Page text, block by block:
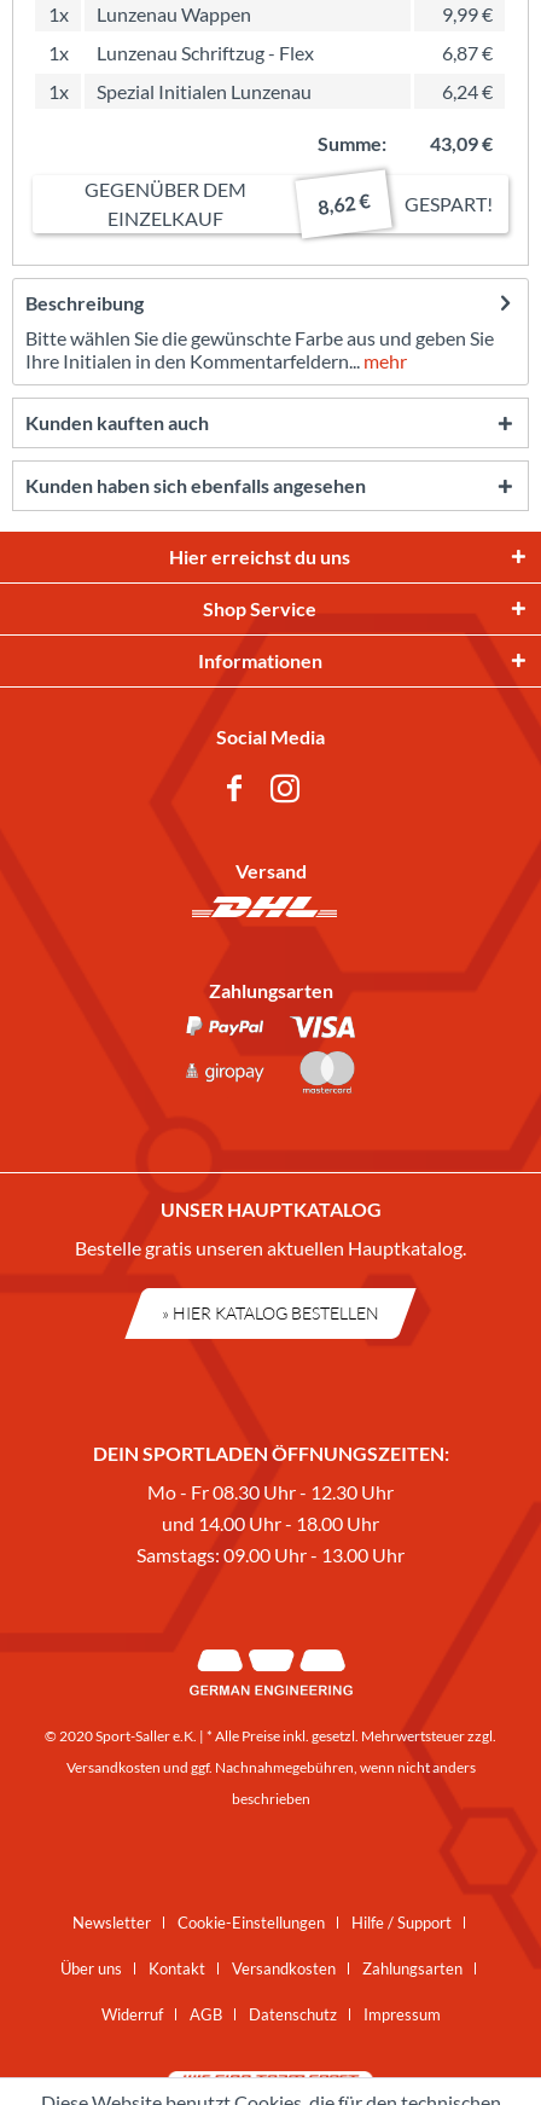
1x Lunzenau Wappen
9,99 €
1x
Lunzenau Schriftzug - Flex
6,87 €
1x
Spezial Initialen Lunzenau 6,24 €
Summe:
43,09 €
GEGENÜBER DEM
EINZELKAUF
8,62 € GESPART!
Beschreibung
Bitte wählen Sie die gewünschte Farbe aus und geben Sie
Ihre Initialen in den Kommentarfeldern... mehr
Kunden kauften auch
Kunden haben sich ebenfalls angesehen
Hier erreichst du uns
Shop Service
Informationen
Social Media
Versand
Zahlungsarten
UNSER HAUPTKATALOG
Bestelle gratis unseren aktuellen Hauptkatalog.
» HIER KATALOG BESTELLEN
DEIN SPORTLADEN ÖFFNUNGSZEITEN:
Mo - Fr 08.30 Uhr - 12.30 Uhr
und 14.00 Uhr - 18.00 Uhr
Samstags: 09.00 Uhr - 13.00 Uhr
© 2020 Sport-Saller e.K. | * Alle Preise inkl. gesetzl. Mehrwertsteuer zzgl.
Versandkosten und ggf. Nachnahmegebühren, wenn nicht anders
beschrieben
Newsletter Cookie-Einstellungen Hilfe / Support
Über uns Kontakt Versandkosten Zahlungsarten
Widerruf AGB Datenschutz Impressum